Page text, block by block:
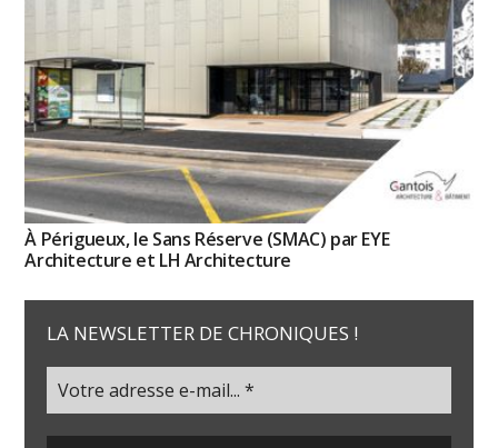
À Périgueux, le Sans Réserve (SMAC) par EYE
Architecture et LH Architecture
LA NEWSLETTER DE CHRONIQUES !